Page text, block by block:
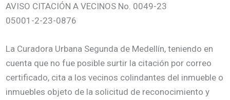
AVISO CITACIÓN A VECINOS No. 0049-23
05001-2-23-0876
La Curadora Urbana Segunda de Medellín, teniendo en
cuenta que no fue posible surtir la citación por correo
certificado, cita a los vecinos colindantes del inmueble o
inmuebles objeto de la solicitud de reconocimiento y